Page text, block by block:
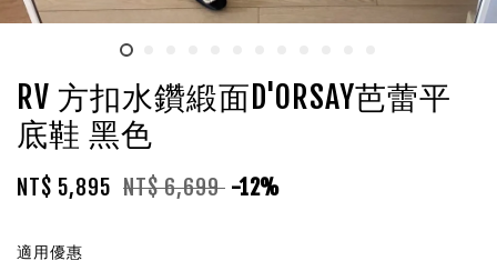
RV 方扣水鑽緞面D'ORSAY芭蕾平
底鞋 黑色
NT$ 5,895 NT$ 6,699 -12%
適用優惠